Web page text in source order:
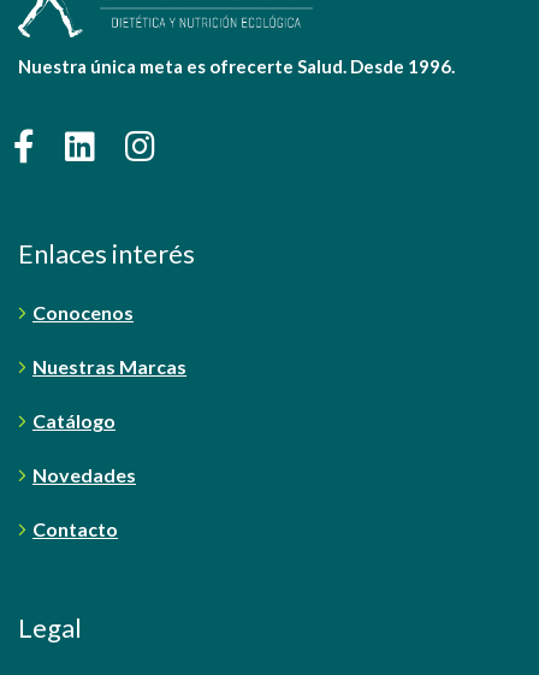
Nuestra única meta es ofrecerte Salud. Desde 1996.
Enlaces interés
Conocenos
Nuestras Marcas
Catálogo
Novedades
Contacto
Legal